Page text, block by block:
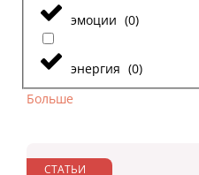
эмоции (0)
энергия (0)
Больше
СТАТЬИ